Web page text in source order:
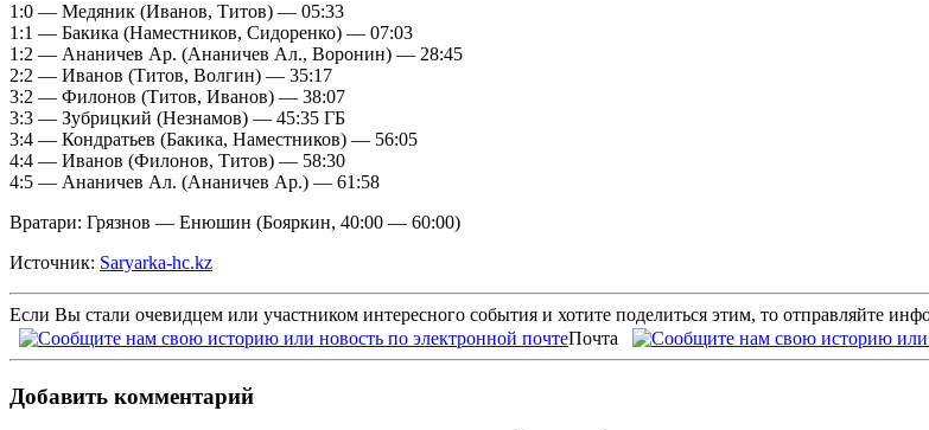
1:0 — Медяник (Иванов, Титов) — 05:33
1:1 — Бакика (Наместников, Сидоренко) — 07:03
1:2 — Ананичев Ар. (Ананичев Ал., Воронин) — 28:45
2:2 — Иванов (Титов, Волгин) — 35:17
3:2 — Филонов (Титов, Иванов) — 38:07
3:3 — Зубрицкий (Незнамов) — 45:35 ГБ
3:4 — Кондратьев (Бакика, Наместников) — 56:05
4:4 — Иванов (Филонов, Титов) — 58:30
4:5 — Ананичев Ал. (Ананичев Ар.) — 61:58
Вратари: Грязнов — Енюшин (Бояркин, 40:00 — 60:00)
Источник: Saryarka-hc.kz
Если Вы стали очевидцем или участником интересного события и хотите поделиться этим, то отправляйте
Почта
Добавить комментарий